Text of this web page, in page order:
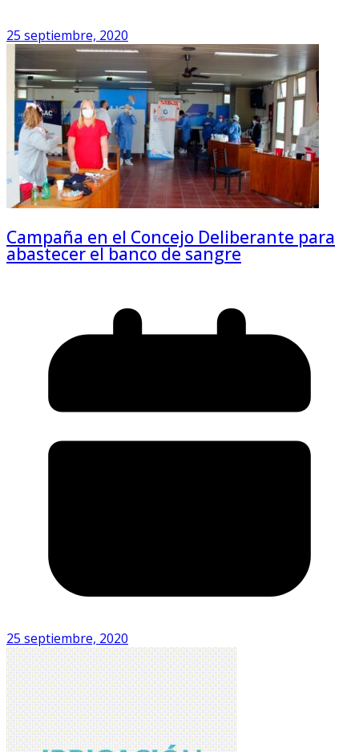
25 septiembre, 2020
Campaña en el Concejo Deliberante para
abastecer el banco de sangre
25 septiembre, 2020